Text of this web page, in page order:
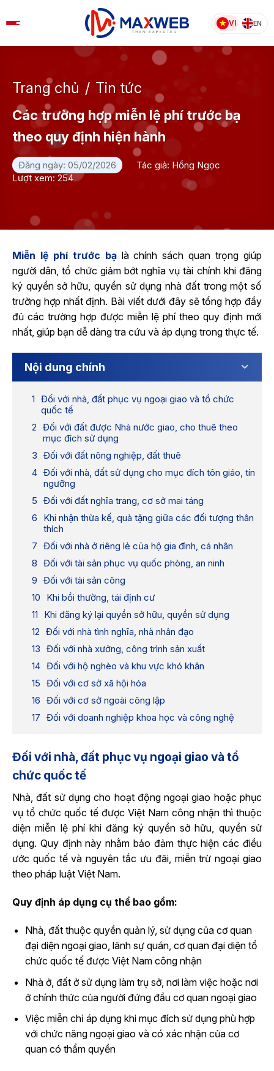
to
VI EN
Trang chủ / Tin tức
Các trường hợp miễn lệ phí trước bạ
theo quy định hiện hành
Đăng ngày: 05/02/2026
Tác giả: Hồng Ngọc
Lượt xem: 254
Miễn lệ phí trước bạlà chính sách quan trọng giúp
người dân, tổ chức giảm bớt nghĩa vụ tài chính khi đăng
ký quyền sở hữu, quyền sử dụng nhà đất trong một số
trường hợp nhất định. Bài viết dưới đây sẽ tổng hợp đầy
đủ các trường hợp được miễn lệ phí theo quy định mới
nhất, giúp bạn dễ dàng tra cứu và áp dụng trong thực tế.
Nội dung chính
Đối với nhà, đất phục vụ ngoại giao và tổ chức
quốc tế
Đối với đất được Nhà nước giao, cho thuê theo
mục đích sử dụng
Đối với đất nông nghiệp, đất thuê
Đối với nhà, đất sử dụng cho mục đích tôn giáo, tín
ngưỡng
Đối với đất nghĩa trang, cơ sở mai táng
Khi nhận thừa kế, quà tặng giữa các đối tượng thân
thích
Đối với nhà ở riêng lẻ của hộ gia đình, cá nhân
Đối với tài sản phục vụ quốc phòng, an ninh
Đối với tài sản công
Khi bồi thường, tái định cư
Khi đăng ký lại quyền sở hữu, quyền sử dụng
Đối với nhà tình nghĩa, nhà nhân đạo
Đối với nhà xưởng, công trình sản xuất
Đối với hộ nghèo và khu vực khó khăn
Đối với cơ sở xã hội hóa
Đối với cơ sở ngoài công lập
Đối với doanh nghiệp khoa học và công nghệ
Đối với nhà, đất phục vụ ngoại giao và tổ
chức quốc tế
Nhà, đất sử dụng cho hoạt động ngoại giao hoặc phục
vụ tổ chức quốc tế được Việt Nam công nhận thì thuộc
diện miễn lệ phí khi đăng ký quyền sở hữu, quyền sử
dụng. Quy định này nhằm bảo đảm thực hiện các điều
ước quốc tế và nguyên tắc ưu đãi, miễn trừ ngoại giao
theo pháp luật Việt Nam.
Quy định áp dụng cụ thể bao gồm:
Nhà, đất thuộc quyền quản lý, sử dụng của cơ quan
đại diện ngoại giao, lãnh sự quán, cơ quan đại diện tổ
chức quốc tế được Việt Nam công nhận
Nhà ở, đất ở sử dụng làm trụ sở, nơi làm việc hoặc nơi
ở chính thức của người đứng đầu cơ quan ngoại giao
Việc miễn chỉ áp dụng khi mục đích sử dụng phù hợp
với chức năng ngoại giao và có xác nhận của cơ
quan có thẩm quyền